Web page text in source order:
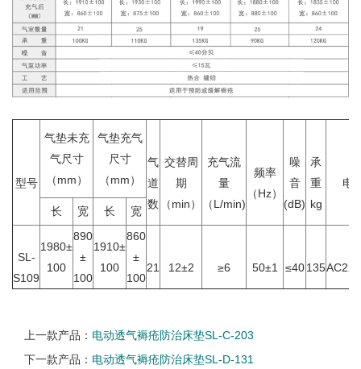
型号
气垫未充
气尺寸
（mm）
气垫充气
尺寸
（mm）
气
道
数
交替周
期
（min）
充气流
量
（L/min)
频率
（Hz）
噪
音
(dB)
承
重
kg
电
长 宽 长 宽
SL-
S109
1980±
100
890
±
100
1910±
100
860
±
100
21 12±2 ≥6 50±1 ≤40 135
上一款产品： 电动透气褥疮防治床垫SL-C-203
下一款产品： 电动透气褥疮防治床垫SL-D-131